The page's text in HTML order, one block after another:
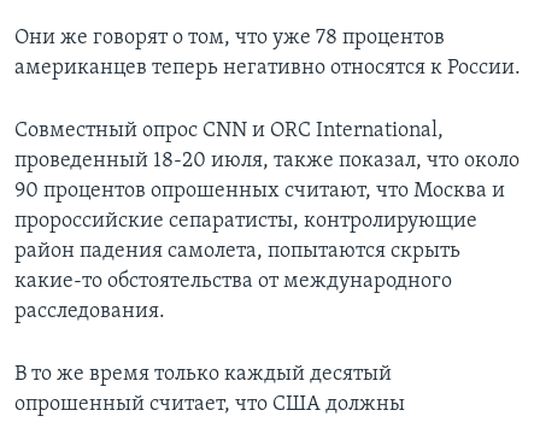
Они же говорят о том, что уже 78 процентов
американцев теперь негативно относятся к России.
Совместный опрос CNN и ORC International,
проведенный 18-20 июля, также показал, что около
90 процентов опрошенных считают, что Москва и
пророссийские сепаратисты, контролирующие
район падения самолета, попытаются скрыть
какие-то обстоятельства от международного
расследования.
В то же время только каждый десятый
опрошенный считает, что США должны